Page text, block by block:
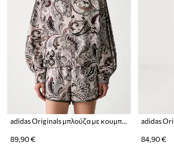
adidas Originals μπλούζα με κουμπιά Γυναικεία Liberty
89,90 € 84,90 €